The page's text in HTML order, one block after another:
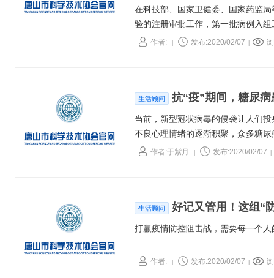
在科技部、国家卫健委、国家药监
验的注册审批工作，第一批病例入
作者: 发布:2020/02/07
生活顾问 抗“疫”期间，糖尿
当前，新型冠状病毒的侵袭让人们
不良心理情绪的逐渐积聚，众多糖
作者:于紫月 发布:2020/02/07
生活顾问 好记又管用！这组“
打赢疫情防控阻击战，需要每一个人
作者: 发布:2020/02/07